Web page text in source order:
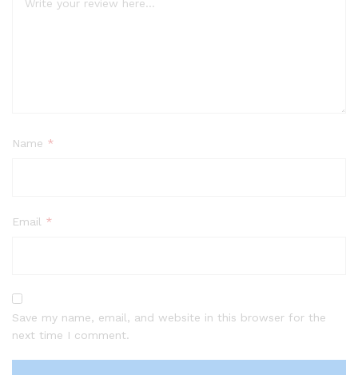
Name *
Email *
Save my name, email, and website in this browser for the
next time I comment.